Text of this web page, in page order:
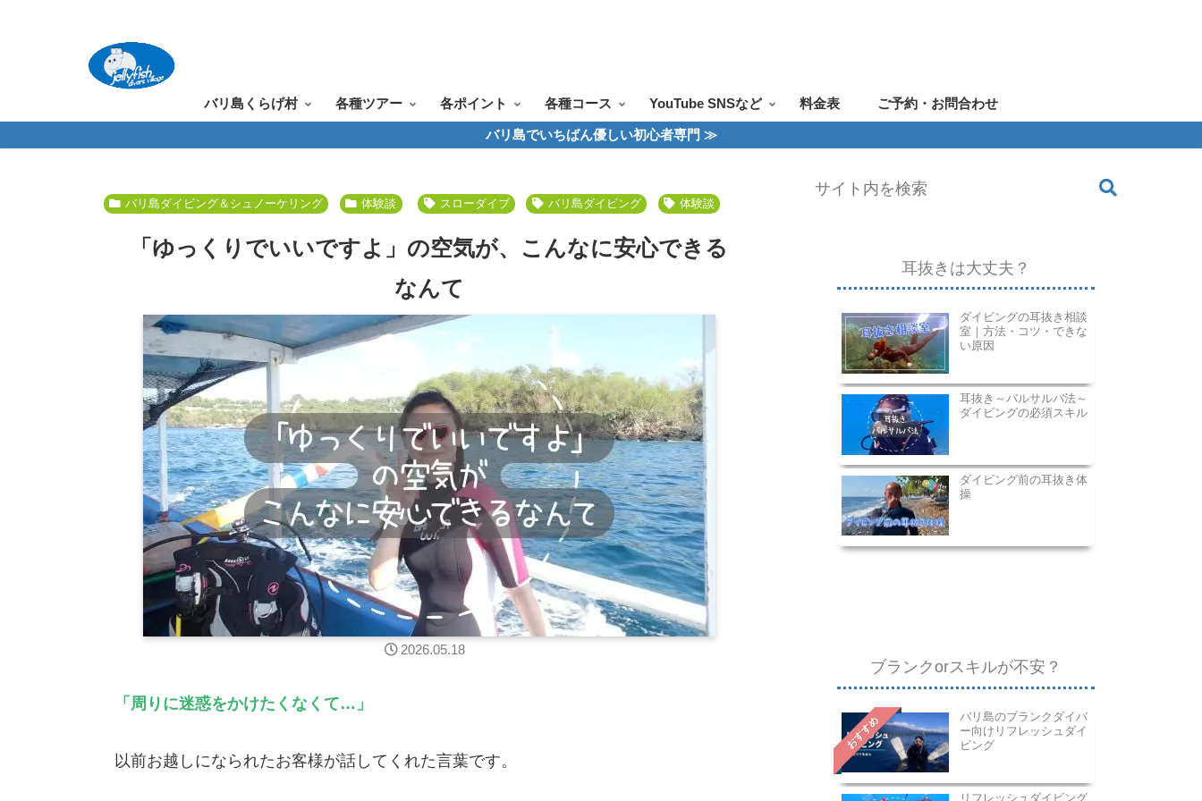
バリ島くらげ村 各種ツアー 各ポイント 各種コース YouTube SNSなど 料金表 ご予約・お問合わせ
バリ島でいちばん優しい初心者専門 ≫
バリ島ダイビング＆シュノーケリング 体験談 スローダイブ バリ島ダイビング 体験談
「ゆっくりでいいですよ」の空気が、こんなに安心できる
なんて
2026.05.18
「周りに迷惑をかけたくなくて…」
以前お越しになられたお客様が話してくれた言葉です。
耳抜きは大丈夫？
ダイビングの耳抜き相談
室｜方法・コツ・できな
い原因
耳抜き～バルサルバ法～
ダイビングの必須スキル
ダイビング前の耳抜き体
操
ブランクorスキルが不安？
おすすめ
バリ島のブランクダイバ
ー向けリフレッシュダイ
ビング
リフレッシュダイビング